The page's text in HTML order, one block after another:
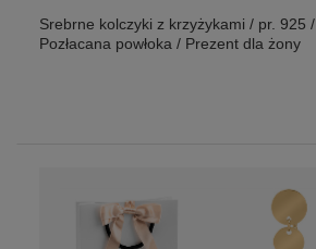
Srebrne kolczyki z krzyżykami / pr. 925 /
Pozłacana powłoka / Prezent dla żony